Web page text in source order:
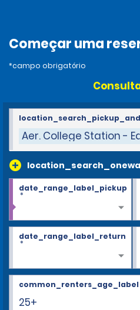
Começar uma
*campo obrigatório
Aer. College Station -
date_range_label_pickup
*
date_range_label_return
*
25+
common_renters_age_label